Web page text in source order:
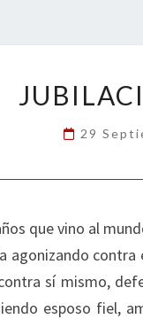
29
que vino al
agonizando
sí mismo,
esposo fiel,